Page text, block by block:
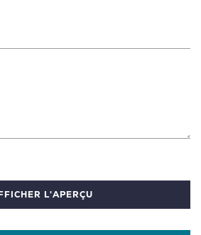
L'APERÇU